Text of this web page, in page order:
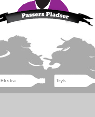
Ekstra Tryk